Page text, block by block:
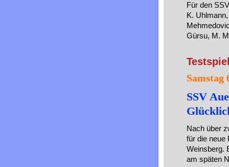
Für den
K.
Gürsu, M.
Samstag
SSV
Nach über
für die neue
Weinsberg.
am späten